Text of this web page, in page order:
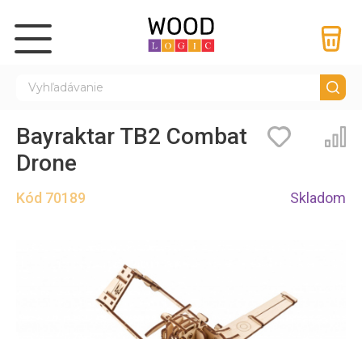
Kód 70189
Bayraktar TB2 Combat
Drone
Skladom
Záložky